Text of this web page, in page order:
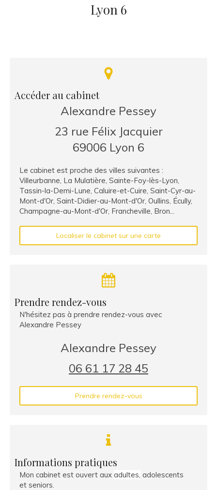
Lyon 6
Accéder au cabinet
Alexandre Pessey
23 rue Félix Jacquier
69006 Lyon 6
Le cabinet est proche des villes suivantes :
Villeurbanne, La Mulatière, Sainte-Foy-lès-Lyon,
Tassin-la-Demi-Lune, Caluire-et-Cuire, Saint-Cyr-au-
Mont-d'Or, Saint-Didier-au-Mont-d'Or, Oullins, Écully,
Champagne-au-Mont-d'Or, Francheville, Bron...
Localiser le cabinet sur une carte
Prendre rendez-vous
N'hésitez pas à prendre rendez-vous avec
Alexandre Pessey
Alexandre Pessey
06 61 17 28 45
Prendre rendez-vous
Informations pratiques
Mon cabinet est ouvert aux adultes, adolescents
et seniors.